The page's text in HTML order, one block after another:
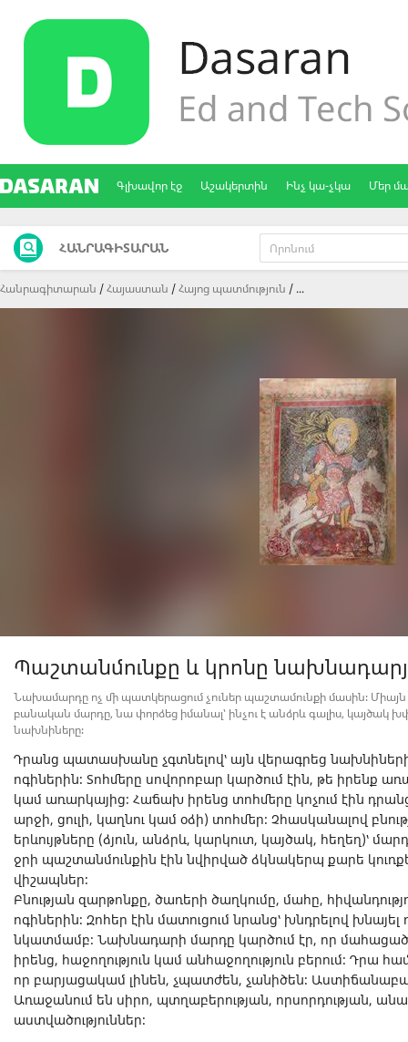
Գլխավոր էջ Աշակերտին Ինչ կա-չկա Մեր
ՀԱՆՐԱԳԻՏԱՐԱՆ
Հանրագիտարան Հայաստան Հայոց պատմություն ...
Պաշտանմունքը և կրոնը
Նախամարդը ոչ մի պատկերացում չուներ պաշտամունքի մասին։
բանական մարդը, նա փորձեց իմանալ՝ ինչու է անձրև գալիս, կայծակ
նախնիները։
Դրանց պատասխանը չգտնելով՝ այն վերագրեց
ոգիներին։ Տոհմերը սովորոբար կարծում էին, թե իրենք
կամ առարկայից։ Հաճախ իրենց տոհմերը կոչում էին
արջի, ցուլի, կաղնու կամ օձի) տոհմեր։ Չհասկանալով
երևույթները (ձյուն, անձրև, կարկուտ, կայծակ, հեղեղ)՝
ջրի պաշտանմունքին էին նվիրված ձկնակերպ քարե
վիշապներ։
Բնության զարթոնքը, ծառերի ծաղկումը, մահը,
ոգիներին։ Զոհեր էին մատուցում նրանց՝ խնդրելով
նկատմամբ։ Նախնադարի մարդը կարծում էր, որ
իրենց, հաջողություն կամ անհաջողություն բերում։ Դրա
որ բարյացակամ լինեն, չպատժեն, չանիծեն։
Առաջանում են սիրո, պտղաբերության, որսորդության,
աստվածություններ։